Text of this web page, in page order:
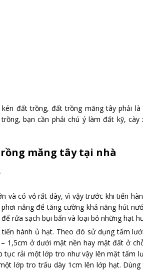
kén đất trồng, đất trồng măng tây phải
bạn cần phải chú ý làm đất kỹ,
măng tây tại nhà
và có vỏ rất dày, vì vậy trước khi tiến
nắng để tăng cường khả năng hút
rửa sạch bụi bẩn và loại bỏ những hạt
hành ủ hạt. Theo đó sử dụng tấm
1,5cm ở dưới mặt nền hay mặt đất ở
rải một lớp tro như vậy lên mặt tấm
lớp tro trấu dày 1cm lên lớp hạt.